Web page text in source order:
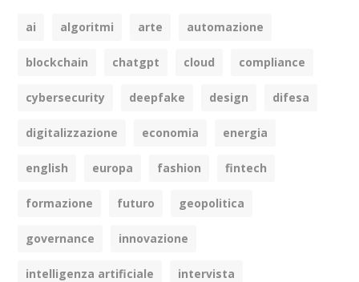
ai algoritmi arte automazione
blockchain chatgpt cloud compliance
cybersecurity deepfake design difesa
digitalizzazione economia energia
english europa fashion fintech
formazione futuro geopolitica
governance innovazione
intelligenza artificiale intervista